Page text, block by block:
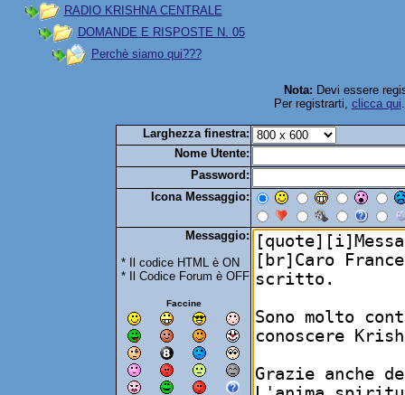
RADIO KRISHNA CENTRALE
DOMANDE E RISPOSTE N. 05
Perchè siamo qui???
Nota: Devi essere
Per registrarti, clicca qui
Larghezza finestra:
Nome Utente:
Password:
Icona Messaggio:
Messaggio:
* Il codice HTML è ON
* Il Codice Forum è OFF
Faccine